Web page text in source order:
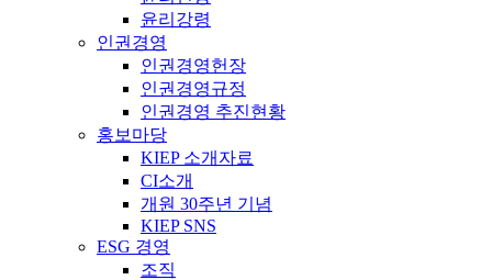
윤리강령
인권경영
인권경영헌장
인권경영규정
인권경영 추진현황
홍보마당
KIEP 소개자료
CI소개
개원 30주년 기념
KIEP SNS
ESG 경영
조직